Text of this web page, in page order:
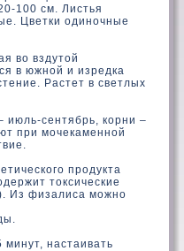
100 см. Листья
Цветки одиночные
во вздутой
в южной и изредка
Растет в светлых
сентябрь, корни –
при мочекаменной
продукта
токсические
Из физалиса можно
настаивать